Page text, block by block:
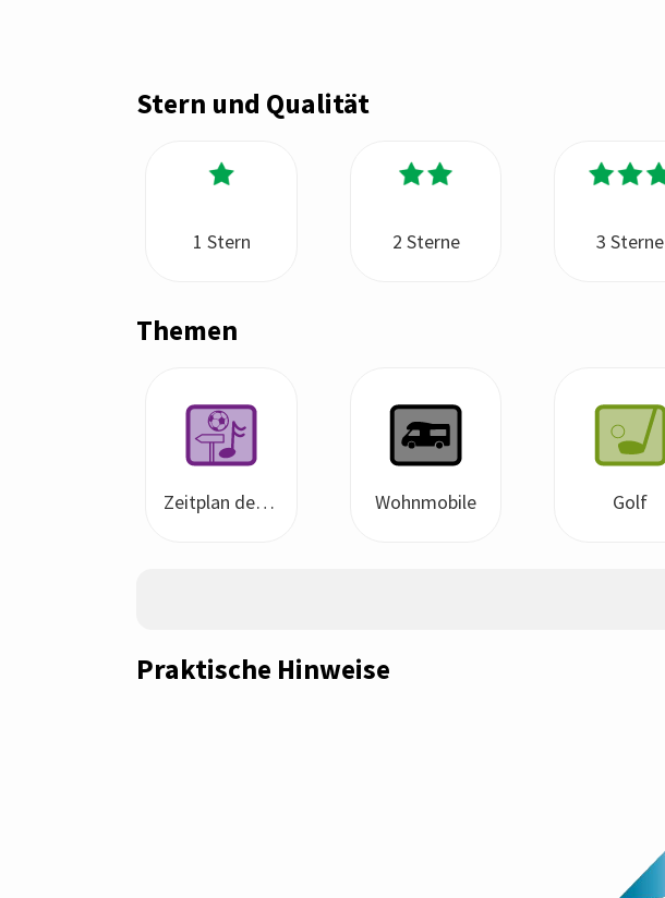
Stern und Qualität
1 Stern 2 Sterne 3 Sterne
Themen
Zeitplan der Aktivitäten Wohnmobile Golf
Praktische Hinweise